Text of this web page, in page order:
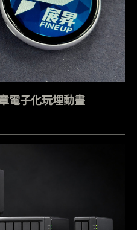
電子化玩埋動畫